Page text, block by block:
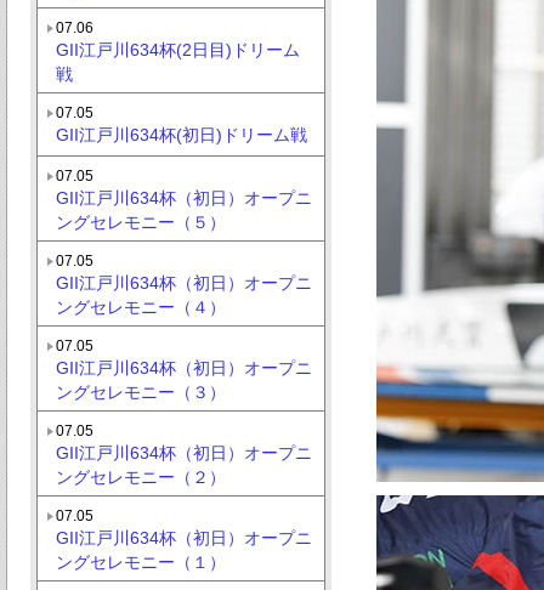
07.06
GII江戸川634杯(2日目)ドリーム
戦
07.05
GII江戸川634杯(初日)ドリーム戦
07.05
GII江戸川634杯（初日）オープニ
ングセレモニー（５）
07.05
GII江戸川634杯（初日）オープニ
ングセレモニー（４）
07.05
GII江戸川634杯（初日）オープニ
ングセレモニー（３）
07.05
GII江戸川634杯（初日）オープニ
ングセレモニー（２）
07.05
GII江戸川634杯（初日）オープニ
ングセレモニー（１）